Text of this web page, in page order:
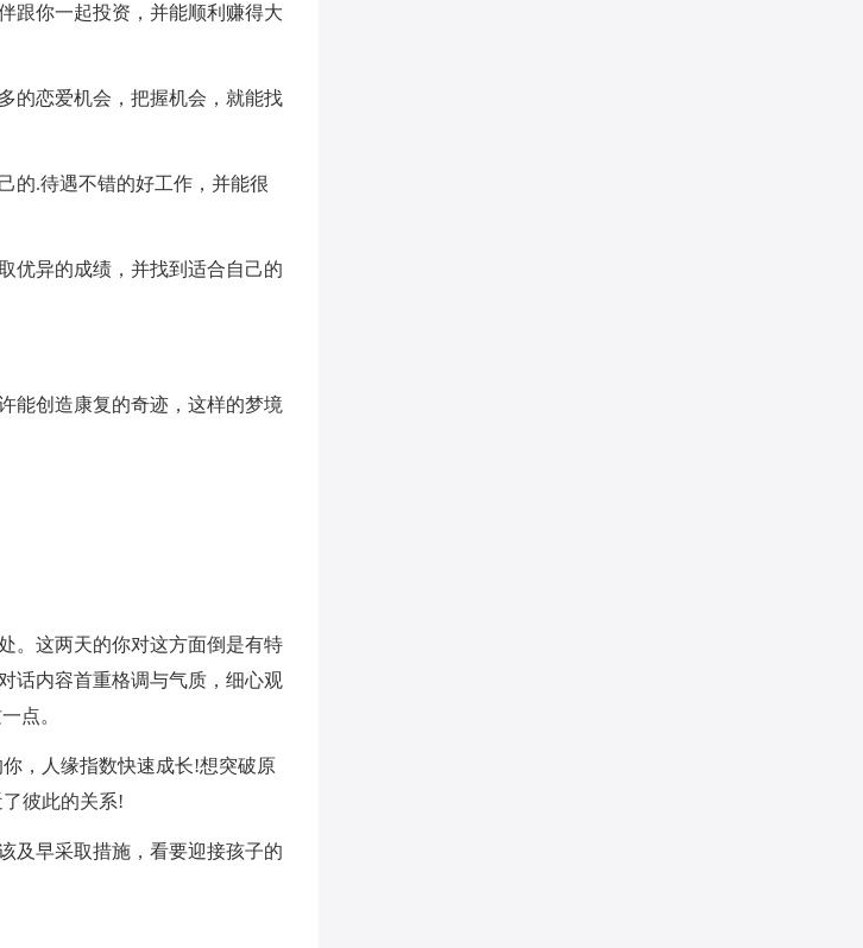
跟你一起投资，并能顺利赚得大
的恋爱机会，把握机会，就能找
的.待遇不错的好工作，并能很
优异的成绩，并找到适合自己的
能创造康复的奇迹，这样的梦境
。这两天的你对这方面倒是有特
话内容首重格调与气质，细心观
点。
，人缘指数快速成长!想突破原
彼此的关系!
及早采取措施，看要迎接孩子的